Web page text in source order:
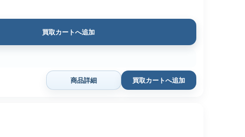
買取カートへ追加
商品詳細 買取カートへ追加